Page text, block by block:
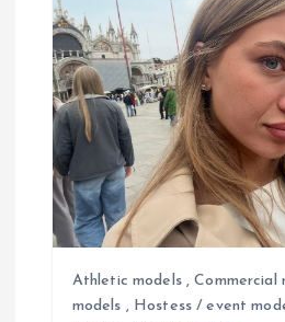
a
v
g
a
Athletic models,Commercial
models , Hostess / event